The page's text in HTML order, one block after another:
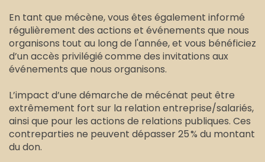
En tant que mécène, vous êtes également informé
régulièrement des actions et événements que nous
organisons tout au long de l'année, et vous bénéficiez
d’un accès privilégié comme des invitations aux
événements que nous organisons.
L’impact d’une démarche de mécénat peut être
extrêmement fort sur la relation entreprise/salariés,
ainsi que pour les actions de relations publiques. Ces
contreparties ne peuvent dépasser 25 % du montant
du don.